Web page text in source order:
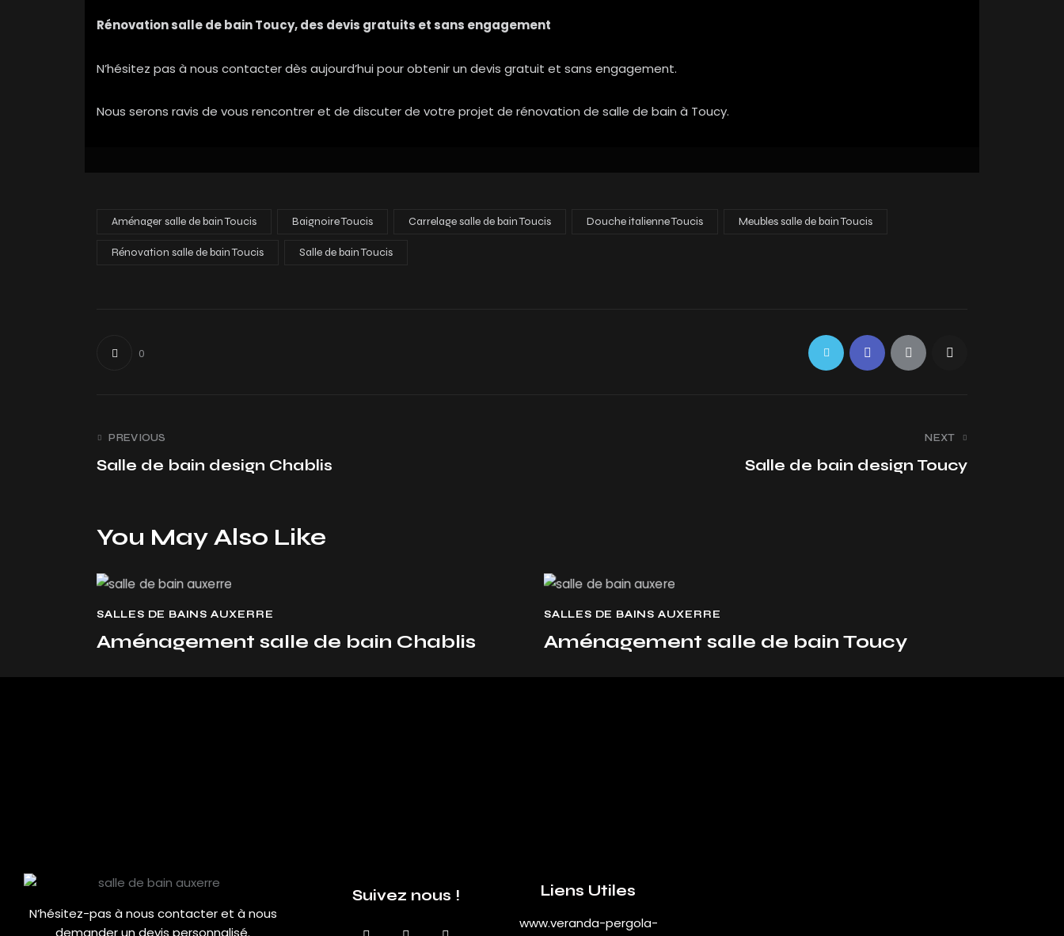
Rénovation salle de bain Toucy, des devis gratuits et sans engagement
N’hésitez pas à nous contacter dès aujourd’hui pour obtenir un devis gratuit et sans engagement.
Nous serons ravis de vous rencontrer et de discuter de votre projet de rénovation de salle de bain à Toucy.
Aménager salle de bain Toucis Baignoire Toucis Carrelage salle de bain Toucis Douche italienne Toucis Meubles salle de bain Toucis
Rénovation salle de bain Toucis Salle de bain Toucis
0
PREVIOUS
Salle de bain design Chablis
NEXT
Salle de bain design Toucy
You May Also Like
SALLES DE BAINS AUXERRE
Aménagement salle de bain Chablis
SALLES DE BAINS AUXERRE
Aménagement salle de bain Toucy
N’hésitez-pas à nous contacter et à nous
Suivez nous ! Liens Utiles
www.veranda-pergola-